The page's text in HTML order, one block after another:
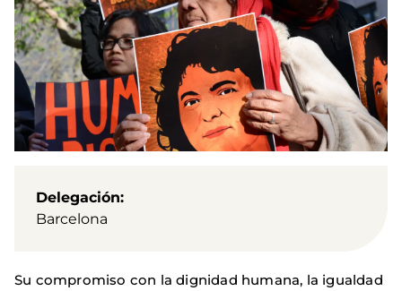
Delegación
Barcelona
Su compromiso con la dignidad humana, la igualdad